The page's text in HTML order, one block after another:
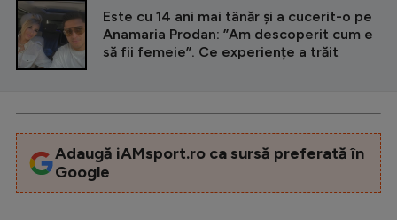
Este cu 14 ani mai tânăr și a cucerit-o pe
Anamaria Prodan: ”Am descoperit cum e
să fii femeie”. Ce experiențe a trăit
Adaugă iAMsport.ro ca sursă preferată în
Google